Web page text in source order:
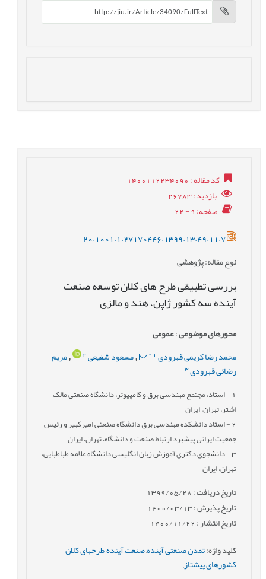
کد مقاله: 1400112234090
بازدید: 26783
صفحه: 9 - 22
20.1001.1.27170446.1399.13.49.11.7
نوع مقاله: پژوهشی
بررسی تطبیقی طرح های کلان توسعه صنعت
آینده سه کشور ژاپن، هند و مالزی
محورهای موضوعی:عمومى
محمد رضا کریمی قهرودی *
,مسعود شفیعی 2
,مریم
رضائی قهرودی 3
- استاد، مجتمع مهندسی برق و کامپیوتر، دانشگاه صنعتی مالک
اشتر، تهران، ایران
2- استاد دانشکده مهندسی برق دانشگاه صنعتی امیرکبیر و رئیس
جمعیت ایرانی پیشبرد ارتباط صنعت و دانشگاه، تهران، ایران
3- دانشجوی دکتری آموزش زبان انگلیسی دانشگاه علامه طباطبایی،
تهران، ایران
تاریخ دریافت : 1399/05/28
تاریخ پذیرش : 1400/03/13
تاریخ انتشار : 1400/11/22
کلید واژه:تمدن صنعتی آینده,صنعت آینده,طرح‏های کلان,
کشورهای پیشتاز,